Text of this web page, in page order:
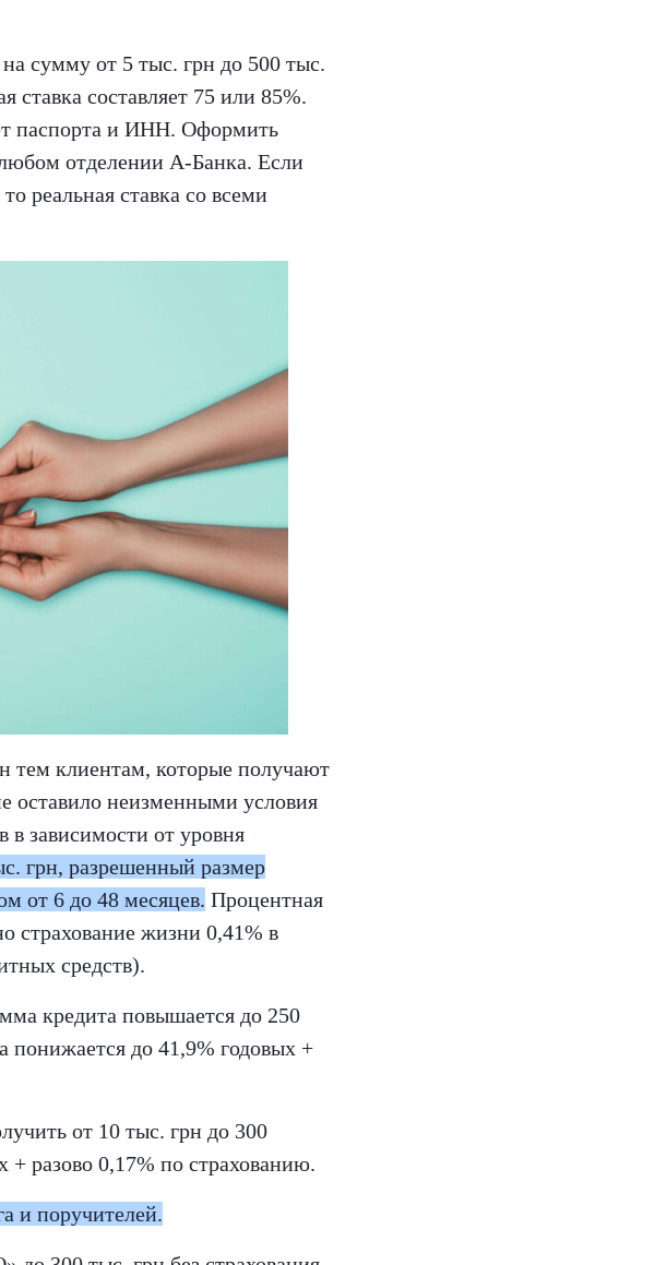
сумму от 5 тыс. грн до 500 тыс.
ставка составляет 75 или 85%.
паспорта и ИНН. Оформить
отделении А-Банка. Если
реальная ставка со всеми
тем клиентам, которые получают
оставило неизменными условия
в зависимости от уровня
грн, разрешенный размер
от 6 до 48 месяцев. Процентная
страхование жизни 0,41% в
средств).
кредита повышается до 250
понижается до 41,9% годовых +
от 10 тыс. грн до 300
+ разово 0,17% по страхованию.
и поручителей.